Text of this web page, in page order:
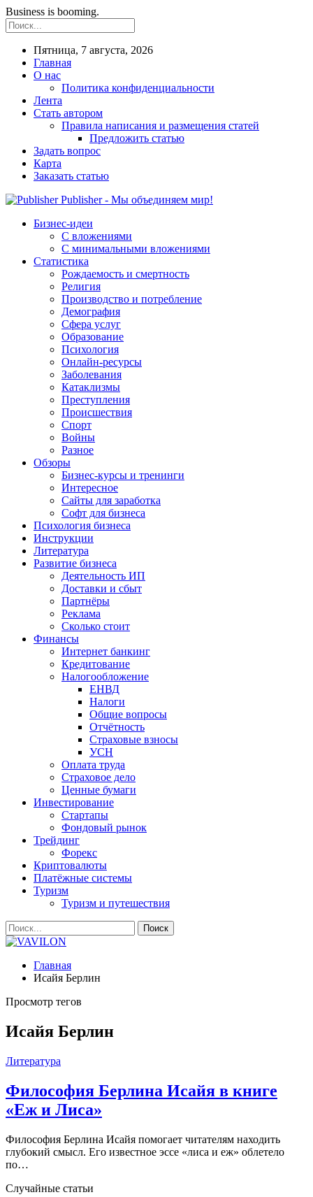
Business is booming.
Пятница, 7 августа, 2026
Главная
О нас
Политика конфиденциальности
Лента
Стать автором
Правила написания и размещения статей
Предложить статью
Задать вопрос
Карта
Заказать статью
Publisher - Мы объединяем мир!
Бизнес-идеи
С вложениями
С минимальными вложениями
Статистика
Рождаемость и смертность
Религия
Производство и потребление
Демография
Сфера услуг
Образование
Психология
Онлайн-ресурсы
Заболевания
Катаклизмы
Преступления
Происшествия
Спорт
Войны
Разное
Обзоры
Бизнес-курсы и тренинги
Интересное
Сайты для заработка
Софт для бизнеса
Психология бизнеса
Инструкции
Литература
Развитие бизнеса
Деятельность ИП
Доставки и сбыт
Партнёры
Реклама
Сколько стоит
Финансы
Интернет банкинг
Кредитование
Налогообложение
ЕНВД
Налоги
Общие вопросы
Отчётность
Страховые взносы
УСН
Оплата труда
Страховое дело
Ценные бумаги
Инвестирование
Стартапы
Фондовый рынок
Трейдинг
Форекс
Криптовалюты
Платёжные системы
Туризм
Туризм и путешествия
Главная
Исайя Берлин
Просмотр тегов
Исайя Берлин
Литература
Философия Берлина Исайя в книге
«Еж и Лиса»
Философия Берлина Исайя помогает читателям находить
глубокий смысл. Его известное эссе «лиса и еж» облетело
по…
Случайные статьи